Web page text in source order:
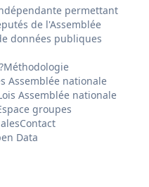
permettant
de l'Assemblée
données publiques
Méthodologie
Assemblée nationale
Assemblée nationale
groupes
Contact
Data